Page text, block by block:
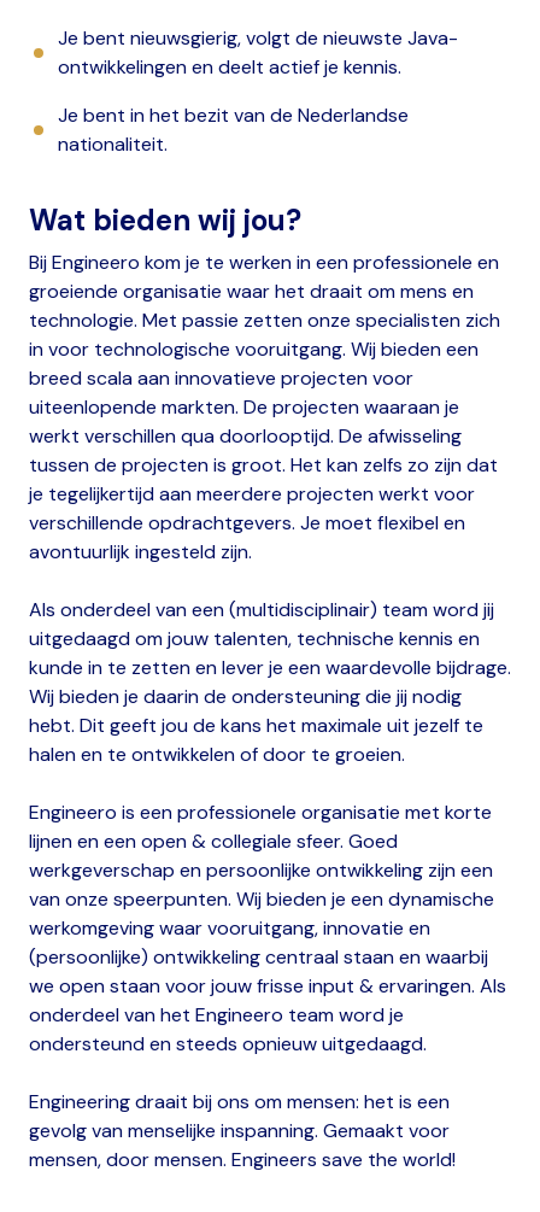
Je bent nieuwsgierig, volgt de nieuwste Java-
ontwikkelingen en deelt actief je kennis.
Je bent in het bezit van de Nederlandse
nationaliteit.
Wat bieden wij jou?
Bij Engineero kom je te werken in een professionele en
groeiende organisatie waar het draait om mens en
technologie. Met passie zetten onze specialisten zich
in voor technologische vooruitgang. Wij bieden een
breed scala aan innovatieve projecten voor
uiteenlopende markten. De projecten waaraan je
werkt verschillen qua doorlooptijd. De afwisseling
tussen de projecten is groot. Het kan zelfs zo zijn dat
je tegelijkertijd aan meerdere projecten werkt voor
verschillende opdrachtgevers. Je moet flexibel en
avontuurlijk ingesteld zijn.
Als onderdeel van een (multidisciplinair) team word jij
uitgedaagd om jouw talenten, technische kennis en
kunde in te zetten en lever je een waardevolle bijdrage.
Wij bieden je daarin de ondersteuning die jij nodig
hebt. Dit geeft jou de kans het maximale uit jezelf te
halen en te ontwikkelen of door te groeien.
Engineero is een professionele organisatie met korte
lijnen en een open & collegiale sfeer. Goed
werkgeverschap en persoonlijke ontwikkeling zijn een
van onze speerpunten. Wij bieden je een dynamische
werkomgeving waar vooruitgang, innovatie en
(persoonlijke) ontwikkeling centraal staan en waarbij
we open staan voor jouw frisse input & ervaringen. Als
onderdeel van het Engineero team word je
ondersteund en steeds opnieuw uitgedaagd.
Engineering draait bij ons om mensen: het is een
gevolg van menselijke inspanning. Gemaakt voor
mensen, door mensen. Engineers save the world!